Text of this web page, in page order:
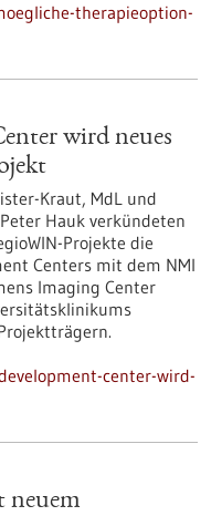
therapieoption-
wird neues
Kraut, MdL und
Hauk verkündeten
Projekte die
Centers mit dem NMI
Imaging Center
center-wird-
neuem